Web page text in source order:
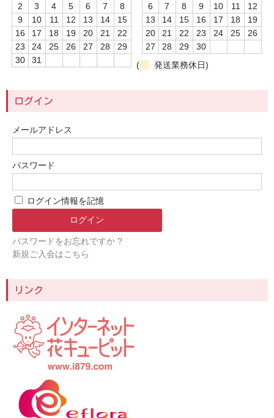
2
3 4 5 6 7
8
9
10 11 12 13 14
15
16
17 18 19 20 21
22
23
24 25 26 27 28
29
30
31
6
7 8 9 10 11
12
13
14 15 16 17 18
19
20
21 22 23 24 25
26
27
28 29
30
(
発送業務休日)
ログイン
メールアドレス
パスワード
ログイン情報を記憶
パスワードをお忘れですか ?
新規ご入会はこちら
リンク